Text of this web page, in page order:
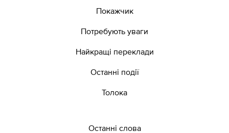
Покажчик
Потребують уваги
Найкращі переклади
Останні події
Толока
Останні слова